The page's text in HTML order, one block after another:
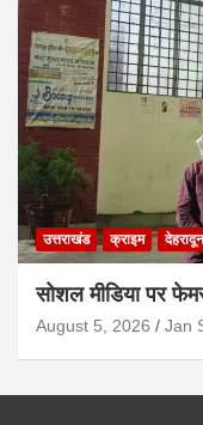
उत्तराखंड क्राइम देहरादून
सोशल मीडिया पर
August 5, 2026 Jan